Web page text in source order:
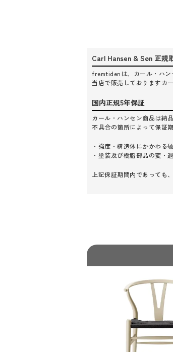
Carl Hansen & Søn 正規
fremtidenは、カール・ハン
当店で販売しておりますカ
国内正規5年保証
カール・ハンセン商品は納
不具合の箇所によって保証
・強度・構造体にかかわる
・塗装及び樹脂部品の変・
上記保証期間内であっても